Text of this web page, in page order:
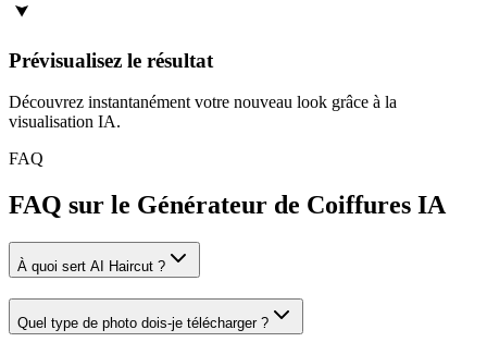
Prévisualisez le résultat
Découvrez instantanément votre nouveau look grâce à la
visualisation IA.
FAQ
FAQ sur le Générateur de Coiffures IA
À quoi sert AI Haircut ?
Quel type de photo dois-je télécharger ?